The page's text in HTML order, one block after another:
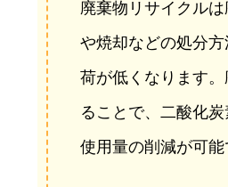
廃棄物リサイクル
や焼却などの処分
荷が低くなります
ることで、二酸化
使用量の削減が可能